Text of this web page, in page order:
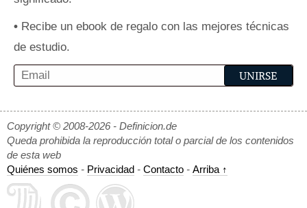
• Recibe un ebook de regalo con las mejores técnicas
de estudio.
Copyright © 2008-2026 - Definicion.de
Queda prohibida la reproducción total o parcial de los contenidos
de esta web
Quiénes somos - Privacidad - Contacto - Arriba ↑